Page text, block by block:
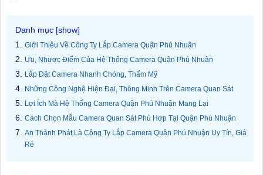
Giới Thiệu Về Công Ty Lắp Camera Quận Phú Nhuận
Ưu, Nhược Điểm Của Hệ Thống Camera Quận Phú Nhuận
Lắp Đặt Camera Nhanh Chóng, Thẩm Mỹ
Những Công Nghệ Hiện Đại, Thông Minh Trên Camera Quan Sát
Lợi Ích Mà Hệ Thống Camera Quận Phú Nhuận Mang Lại
Cách Chọn Mẫu Camera Quan Sát Phù Hợp Tại Quận Phú Nhuận
An Thành Phát Là Công Ty Lắp Camera Quận Phú Nhuận Uy Tín, Giá
Rẻ